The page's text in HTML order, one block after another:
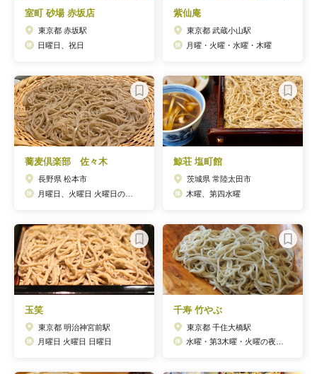
室町 砂場 赤坂店
東京都 赤坂駅
日曜日、祝日
紫仙庵
東京都 武蔵小山駅
月曜・火曜・水曜・木曜
蕎麦倶楽部 佐々木
長野県 松本市
鯨荘 塩町館
茨城県 常陸太田市
木曜、第四水曜
玉笑
東京都 明治神宮前駅
月曜日 火曜日 日曜日
千寿 竹やぶ
東京都 千住大橋駅